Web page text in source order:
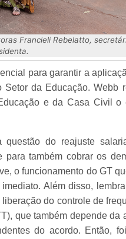
Francieli Rebelatto,
para garantir a
da Educação. Webb
e da Casa Civil o
do reajuste
para também cobrar os
o funcionamento do GT
Além disso,
do controle de
que também depende da
do acordo. Então,